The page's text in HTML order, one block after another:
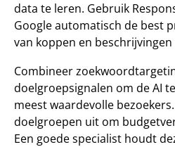
data te leren. Gebruik
Google automatisch de best
van koppen en
Combineer
doelgroepsignalen om de AI
meest waardevolle
doelgroepen uit om
Een goede specialist houdt